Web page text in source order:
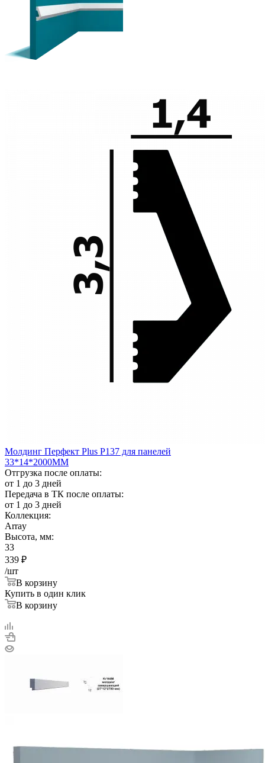
Молдинг Перфект Plus Р137 для панелей
33*14*2000ММ
Отгрузка после оплаты:
от 1 до 3 дней
Передача в ТК после оплаты:
от 1 до 3 дней
Коллекция:
Array
Высота, мм:
33
339 ₽
/шт
В корзину
Купить в один клик
В корзину